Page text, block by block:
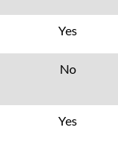
Yes
No
Yes